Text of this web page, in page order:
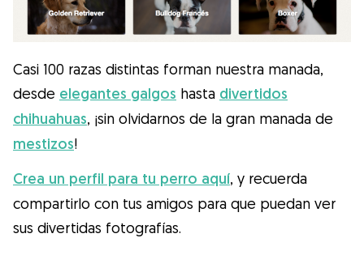
y cancelación gratuíta
Casi 100 razas distintas forman nuestra manada,
desde elegantes galgos hasta divertidos
chihuahuas, ¡sin olvidarnos de la gran manada de
mestizos!
Crea un perfil para tu perro aquí, y recuerda
compartirlo con tus amigos para que puedan ver
sus divertidas fotografías.